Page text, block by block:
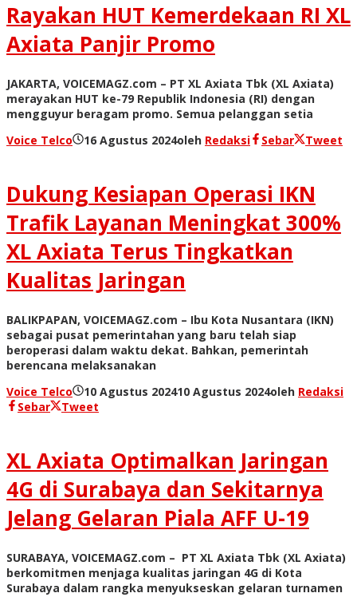
Rayakan HUT Kemerdekaan RI XL
Axiata Panjir Promo
JAKARTA, VOICEMAGZ.com – PT XL Axiata Tbk (XL Axiata)
merayakan HUT ke-79 Republik Indonesia (RI) dengan
mengguyur beragam promo. Semua pelanggan setia
Voice Telco
16 Agustus 2024oleh Redaksi Sebar Tweet
Dukung Kesiapan Operasi IKN
Trafik Layanan Meningkat 300%
XL Axiata Terus Tingkatkan
Kualitas Jaringan
BALIKPAPAN, VOICEMAGZ.com – Ibu Kota Nusantara (IKN)
sebagai pusat pemerintahan yang baru telah siap
beroperasi dalam waktu dekat. Bahkan, pemerintah
berencana melaksanakan
Voice Telco
10 Agustus 202410 Agustus 2024oleh Redaksi
Sebar
Tweet
XL Axiata Optimalkan Jaringan
4G di Surabaya dan Sekitarnya
Jelang Gelaran Piala AFF U-19
SURABAYA, VOICEMAGZ.com – PT XL Axiata Tbk (XL Axiata)
berkomitmen menjaga kualitas jaringan 4G di Kota
Surabaya dalam rangka menyukseskan gelaran turnamen